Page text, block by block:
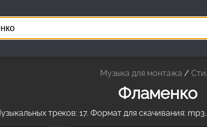
Музыка для монтажа /
Фламенко
треков: 17. Формат для скачивания: